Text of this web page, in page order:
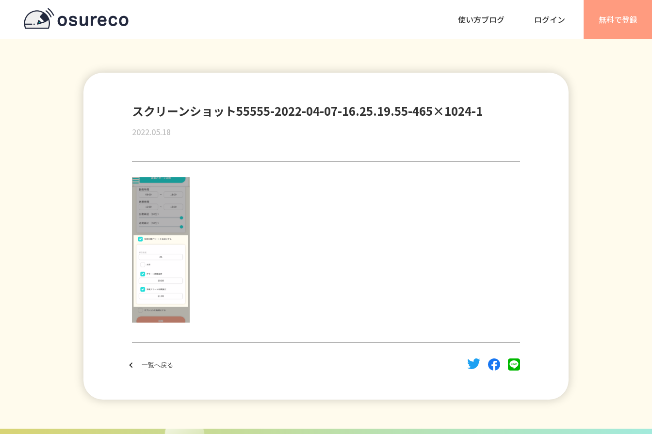
使い方ブログ ログイン 無料で登録
スクリーンショット55555-2022-04-07-16.25.19.55-465×1024-1
2022.05.18
一覧へ戻る